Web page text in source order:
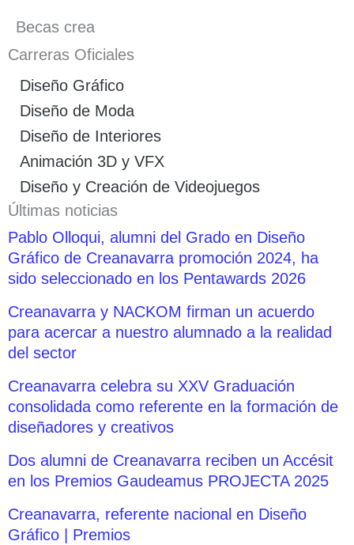
Becas crea
Carreras Oficiales
Diseño Gráfico
Diseño de Moda
Diseño de Interiores
Animación 3D y VFX
Diseño y Creación de Videojuegos
Últimas noticias
Pablo Olloqui, alumni del Grado en Diseño
Gráfico de Creanavarra promoción 2024, ha
sido seleccionado en los Pentawards 2026
Creanavarra y NACKOM firman un acuerdo
para acercar a nuestro alumnado a la realidad
del sector
Creanavarra celebra su XXV Graduación
consolidada como referente en la formación de
diseñadores y creativos
Dos alumni de Creanavarra reciben un Accésit
en los Premios Gaudeamus PROJECTA 2025
Creanavarra, referente nacional en Diseño
Gráfico | Premios